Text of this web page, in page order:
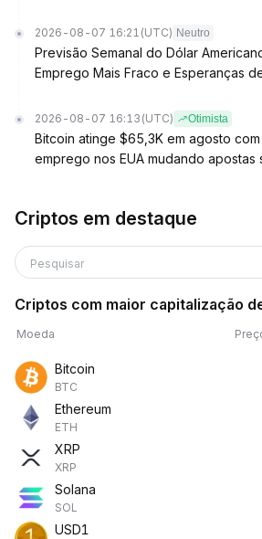
2026-08-07 16:21 (UTC) Neutro
Previsão Semanal do Dólar
Emprego Mais Fraco e Esperanças
2026-08-07 16:13 (UTC) Otimista
Bitcoin atinge $65,3K em agosto
emprego nos EUA mudando apostas
Criptos em destaque
Pesquisar
Criptos com maior capitalização
Moeda
Bitcoin
BTC
Ethereum
ETH
XRP
XRP
Solana
SOL
USD1